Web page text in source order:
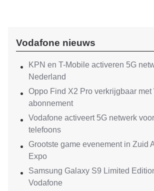
Vodafone nieuws
KPN en T-Mobile activeren 5G
Nederland
Oppo Find X2 Pro verkrijgbaar met
abonnement
Vodafone activeert 5G netwerk
telefoons
Grootste game evenement in Zuid
Expo
Samsung Galaxy S9 Limited
Vodafone